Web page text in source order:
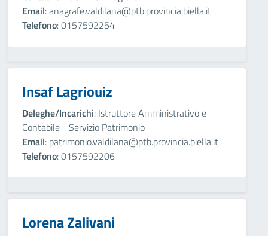
Email: anagrafe.valdilana@ptb.provincia.biella.it
Telefono: 0157592254
Insaf Lagriouiz
Deleghe/Incarichi: Istruttore Amministrativo e
Contabile - Servizio Patrimonio
Email: patrimonio.valdilana@ptb.provincia.biella.it
Telefono: 0157592206
Lorena Zalivani